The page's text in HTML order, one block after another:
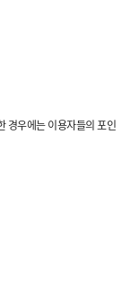
경우에는 이용자들의 포인